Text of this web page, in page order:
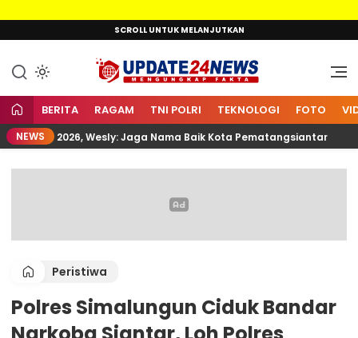
ke
SCROLL UNTUK MELANJUTKAN
Update24News.id
Mengungkap Fakta
BERITA RAGAM TNI POLRI TEKNOLOGI FOTO
NEWS
2026, Wesly: Jaga Nama Baik Kota Pematangsiantar
Peristiwa
Polres Simalungun Ciduk Bandar